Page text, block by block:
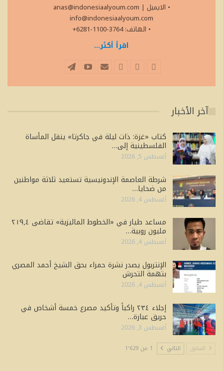
• الايميل
anas@indonesiaalyoum.com |
info@indonesiaalyoum.com
• الهاتف: 3764-1100-6281+
اقرأ أكثر...
آخر الأخبار
كتاب «غزة: ذات ليلة في جاكرتا» ينقل المأساة
الفلسطينية إلى…
أغسطس 5, 2026
شرطة العاصمة الإندونيسية تستعيد ثلاثة مواطنين
من ضحايا…
أغسطس 4, 2026
مساعد طيار في «الخطوط الماليزية» تقاضى ٢١٩٫٤
مليون روبية…
أغسطس 4, 2026
الإنتربول يصدر نشرة حمراء بحق الشيخ أحمد المصري
بتهمة التحرش
أغسطس 4, 2026
إجلاء ٢٣٤ راكباً وتأكيد مصرع خمسة أشخاص في
حريق عبارة…
أغسطس 3, 2026
السابق التالي 1 من 1٬629